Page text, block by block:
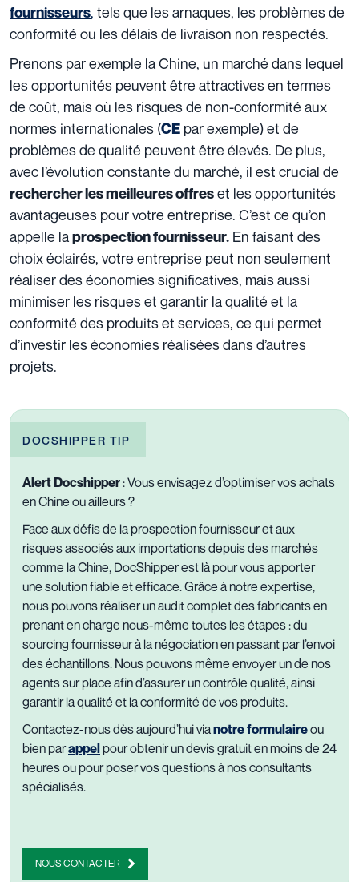
fournisseurs, tels que les arnaques, les problèmes de
conformité ou les délais de livraison non respectés.
Prenons par exemple la Chine, un marché dans lequel
les opportunités peuvent être attractives en termes
de coût, mais où les risques de non-conformité aux
normes internationales (CE par exemple) et de
problèmes de qualité peuvent être élevés. De plus,
avec l’évolution constante du marché, il est crucial de
rechercher les meilleures offreset les opportunités
avantageuses pour votre entreprise. C’est ce qu’on
appelle laprospection fournisseur. En faisant des
choix éclairés, votre entreprise peut non seulement
réaliser des économies significatives, mais aussi
minimiser les risques et garantir la qualité et la
conformité des produits et services, ce qui permet
d’investir les économies réalisées dans d’autres
projets.
DOCSHIPPER TIP
Alert Docshipper :Vous envisagez d’optimiser vos achats
en Chine ou ailleurs ?
Face aux défis de la prospection fournisseur et aux
risques associés aux importations depuis des marchés
comme la Chine, DocShipper est là pour vous apporter
une solution fiable et efficace. Grâce à notre expertise,
nous pouvons réaliser un audit complet des fabricants en
prenant en charge nous-même toutes les étapes : du
sourcing fournisseur à la négociation en passant par l’envoi
des échantillons. Nous pouvons même envoyer un de nos
agents sur place afin d’assurer un contrôle qualité, ainsi
garantir la qualité et la conformité de vos produits.
Contactez-nousdès aujourd’huivianotre formulaireou
bien parappelpour obtenir un devis gratuit en moins de 24
heures ou pour poser vos questions à nos consultants
spécialisés.
NOUS CONTACTER